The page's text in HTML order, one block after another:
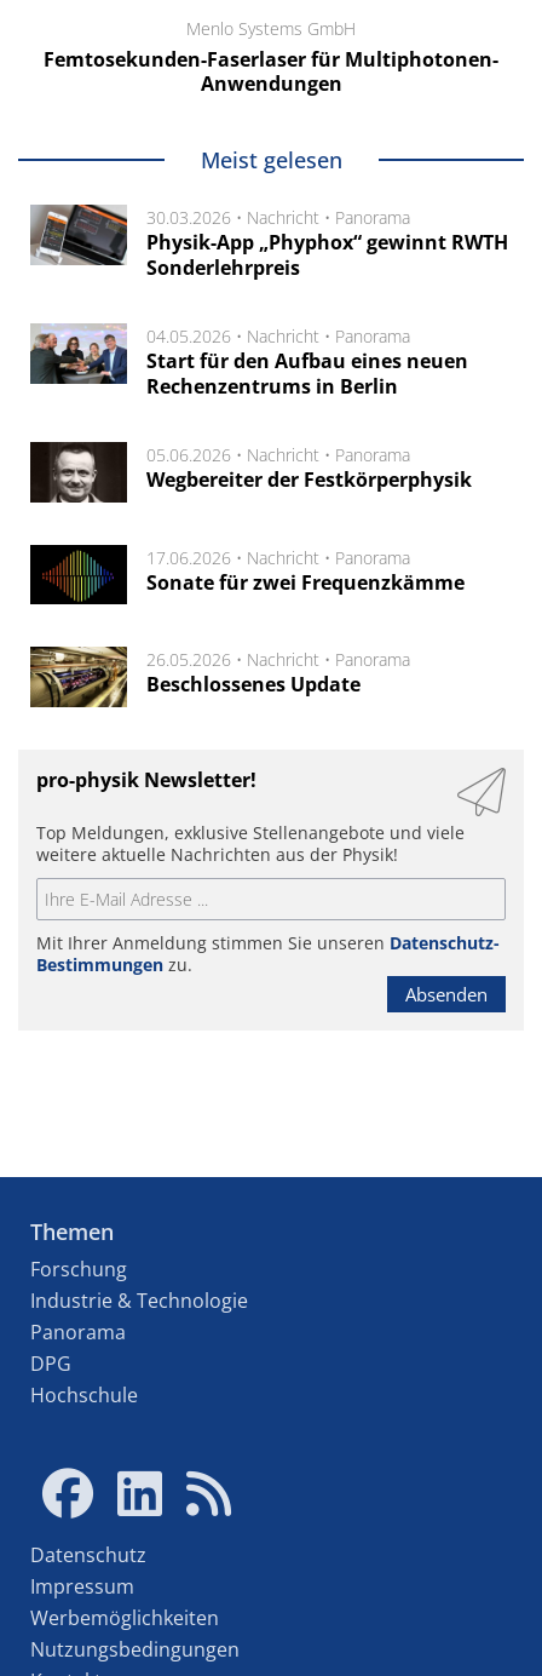
Menlo Systems GmbH
Femtosekunden-Faserlaser für Multiphotonen-
Anwendungen
Meist gelesen
30.03.2026 • Nachricht • Panorama
Physik-App „Phyphox“ gewinnt RWTH
Sonderlehrpreis
04.05.2026 • Nachricht • Panorama
Start für den Aufbau eines neuen
Rechenzentrums in Berlin
05.06.2026 • Nachricht • Panorama
Wegbereiter der Festkörperphysik
17.06.2026 • Nachricht • Panorama
Sonate für zwei Frequenzkämme
26.05.2026 • Nachricht • Panorama
Beschlossenes Update
pro-physik Newsletter!
Top Meldungen, exklusive Stellenangebote und viele
weitere aktuelle Nachrichten aus der Physik!
Mit Ihrer Anmeldung stimmen Sie unseren Datenschutz-
Bestimmungen zu.
Absenden
Themen
Forschung
Industrie & Technologie
Panorama
DPG
Hochschule
Datenschutz
Impressum
Werbemöglichkeiten
Nutzungsbedingungen